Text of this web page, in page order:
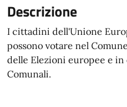
Descrizione
I cittadini dell'Unione
possono votare nel
delle Elezioni europee e
Comunali.